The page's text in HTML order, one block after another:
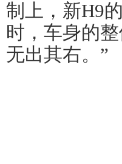
制上，新H9
时，车身的
无出其右。”